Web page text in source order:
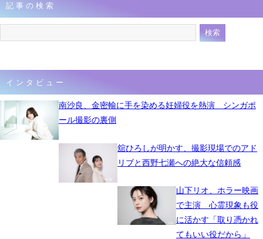
記事の検索
インタビュー
南沙良、金密輸に手を染める妊婦役を熱演 シンガポ
ール撮影の裏側
舘ひろしが明かす、撮影現場でのアド
リブと西野七瀬への絶大な信頼感
山下リオ、ホラー映画
で主演 心霊現象も役
に活かす「取り憑かれ
てもいい役だから」